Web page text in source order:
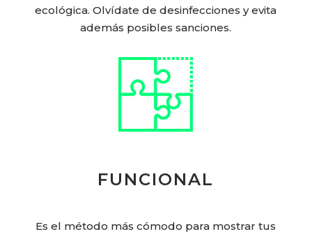
ecológica. Olvídate de desinfecciones y evita
además posibles sanciones.
FUNCIONAL
Es el método más cómodo para mostrar tus